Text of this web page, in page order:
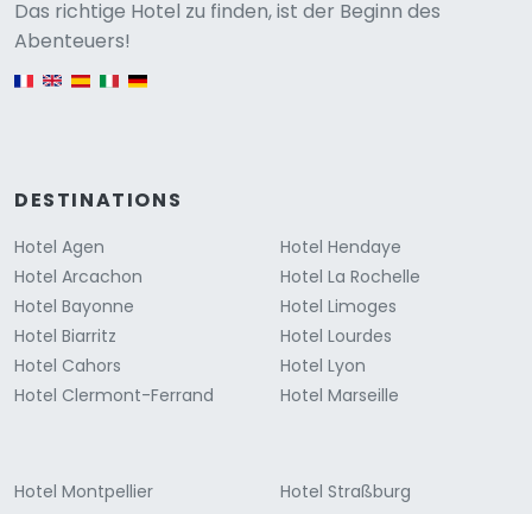
Das richtige Hotel zu finden, ist der Beginn des
Abenteuers!
English version
DESTINATIONS
Hotel Agen
Hotel Arcachon
Hotel Bayonne
Hotel Biarritz
Hotel Cahors
Hotel Clermont-Ferrand
Hotel Hendaye
Hotel La Rochelle
Hotel Limoges
Hotel Lourdes
Hotel Lyon
Hotel Marseille
Hotel Montpellier
Hotel Straßburg